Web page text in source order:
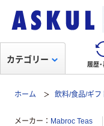
履歴
カテゴリー
ホーム 飲料/食品/ギフ
メーカー Mabroc Teas